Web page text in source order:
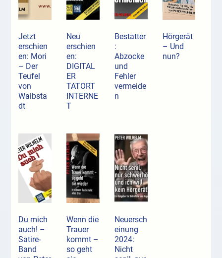
Jetzt
erschien
en: Mori
– Der
Teufel
von
Waibsta
dt
Neu
erschien
en:
DIGITAL
ER
TATORT
INTERNE
T
Bestatter
:
Abzocke
und
Fehler
vermeide
n
Hörgerät
– Und
nun?
Du mich
auch! –
Satire-
Band
Wenn die
Trauer
kommt –
so geht
Neuersch
einung
2024:
Nicht